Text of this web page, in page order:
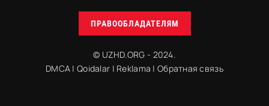
ПРАВООБЛАДАТЕЛЯМ
© UZHD.ORG - 2024.
DMCA |Qoidalar | Reklama | Обратная связь